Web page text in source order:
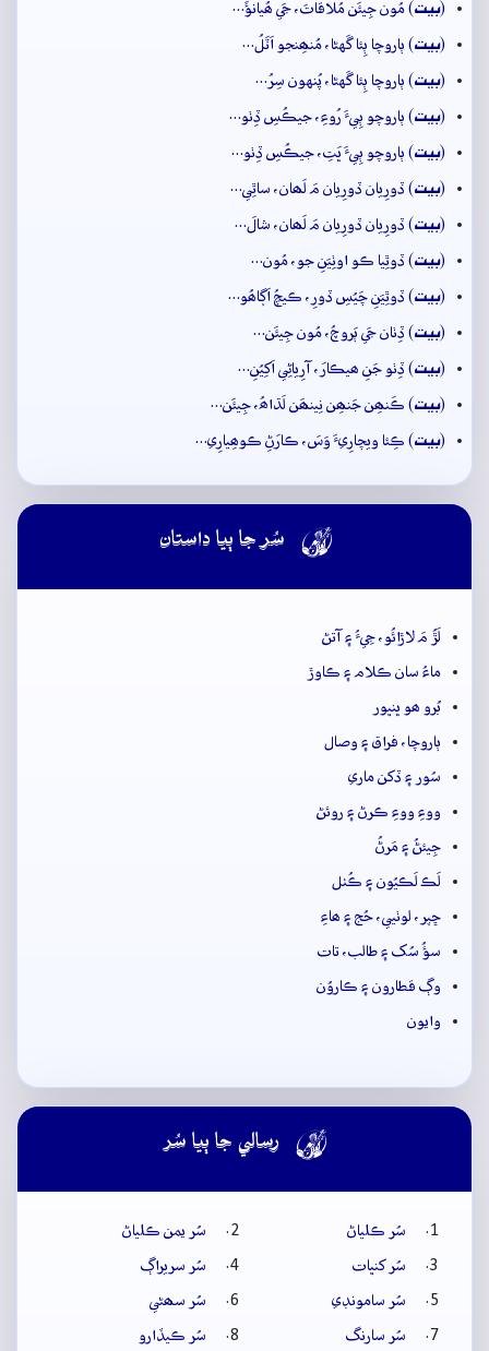
(بيت) مُون جِيئَن مُلاقاتَ، جَي ھُيانؤَ…
(بيت) ٻاروچا ٻِئا گَهڻا، مُنھِنجو اَٽَلُ…
(بيت) ٻاروچا ٻِئا گَهڻا، پُنهون سِرُ…
(بيت) ٻاروچو ٻِيءَ رُوءِ، جيڪُسِ ڏِٺو…
(بيت) ٻاروچو ٻِيءَ ڀَتِ، جيڪُسِ ڏِٺو…
(بيت) ڏورِيان ڏورِيان مَ لَھان، ساٿِي…
(بيت) ڏورِيان ڏورِيان مَ لَھان، شالَ…
(بيت) ڏوٿِيا ڪو اوٺِيَنِ جو، مُون…
(بيت) ڏوٿِيَنِ چَيُسِ ڏورِ، ڪيچُ اَڳاھُو…
(بيت) ڏِٺان جَي ٻَروچُ، مُون جِيئَن…
(بيت) ڏِٺو جَنِ ھيڪارَ، آرِياڻِي اَکِيُنِ…
(بيت) ڪَنھِن جَنھِن نِينھَن لَڌاھُ، جِيئَن…
(بيت) ڪِئا ويچارِيءَ وَسَ، ڪارَڻِ ڪوھِيارِي…
 سُر جا ٻيا داستان
لَڙُ مَ لاڙائُو، جِيءُ ۽ آتڻ
ماءُ سان ڪلام ۽ ڪاوڙ
بُرو ھو ڀنڀور
ٻاروچا، فراق ۽ وصال
سُور ۽ ڏکن ماري
ووءِ ووءِ ڪرڻ ۽ روئڻ
جِيئڻُ ۽ مَرڻُ
لَڪ لَڪيُون ۽ ڪُٺل
ڇپر، لوٺيي، حُج ۽ ھاءِ
سؤُ سُک ۽ طالب، تات
وڳ قطارون ۽ ڪاروُن
وايون
 رسالي جا ٻيا سُر
سُر ڪلياڻ
سُر يمن ڪلياڻ
سُر کنڀات
سُر سريراڳ
سُر سامونڊي
سُر سھڻي
سُر سارنگ
سُر ڪيڏارو